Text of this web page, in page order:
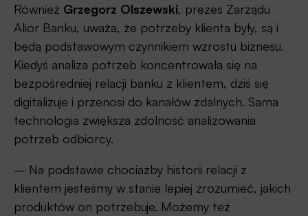
Również Grzegorz Olszewski, prezes Zarządu
Alior Banku, uważa, że potrzeby klienta były, są i
będą podstawowym czynnikiem wzrostu biznesu.
Kiedyś analiza potrzeb koncentrowała się na
bezpośredniej relacji banku z klientem, dziś się
digitalizuje i przenosi do kanałów zdalnych. Sama
technologia zwiększa zdolność analizowania
potrzeb odbiorcy.
– Na podstawie chociażby historii relacji z
klientem jesteśmy w stanie lepiej zrozumieć, jakich
produktów on potrzebuje. Możemy też